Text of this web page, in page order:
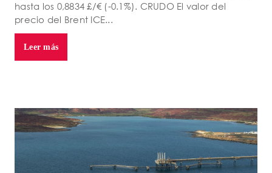
hasta los 0,8834 £/€ (-0.1%). CRUDO El valor del
precio del Brent ICE...
Leer más